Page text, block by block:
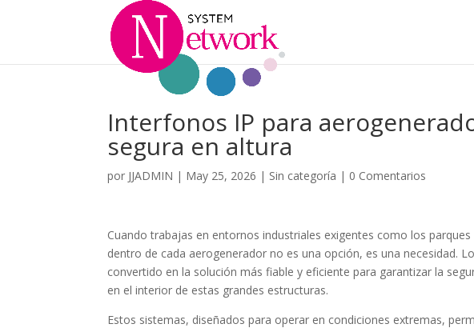
Interfonos IP para
segura en altura
por JJADMIN | May 25, 2026 | Sin categoría | 0 Comentarios
Cuando trabajas en entornos industriales exigentes como los
dentro de cada aerogenerador no es una opción, es una necesidad.
convertido en la solución más fiable y eficiente para garantizar la
en el interior de estas grandes estructuras.
Estos sistemas, diseñados para operar en condiciones extremas,